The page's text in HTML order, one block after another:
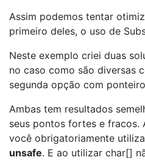
Assim podemos tentar
primeiro deles, o uso de
Neste exemplo criei duas
no caso como são diversas
segunda opção com
Ambas tem resultados
seus pontos fortes e fracos.
você obrigatoriamente
unsafe. E ao utilizar char[]